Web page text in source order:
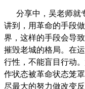
分享中，吴老师就
讲到，用革命的手段
界，这样的手段会导
摧毁老城的格局。在
行性，不能盲目行动
作状态被革命状态笼
尽最大的努力做改变反